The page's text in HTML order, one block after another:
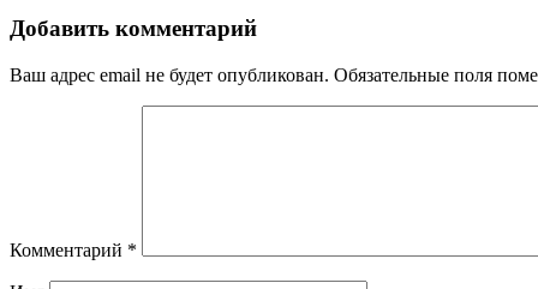
Добавить комментарий
Ваш адрес email не будет опубликован. Обязательные поля
Комментарий *